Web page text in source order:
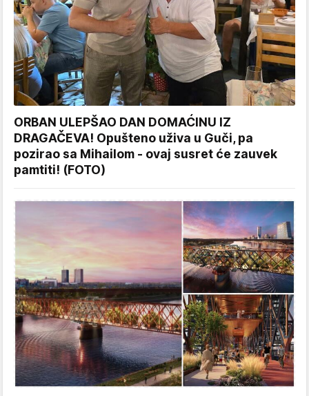
ORBAN ULEPŠAO DAN DOMAĆINU IZ
DRAGAČEVA! Opušteno uživa u Guči, pa
pozirao sa Mihailom - ovaj susret će zauvek
pamtiti! (FOTO)